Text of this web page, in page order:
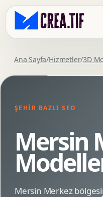
Ana Sayfa/Hizmetler/3D
ŞEHIR BAZLI SEO
Mersin
Mersin Merkez